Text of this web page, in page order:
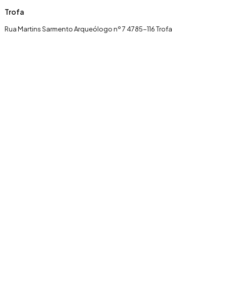
Trofa
Rua Martins Sarmento Arqueólogo nº 7 4785-116 Trofa